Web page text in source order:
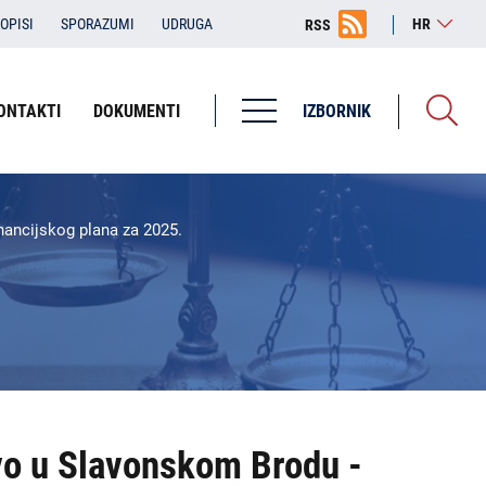
SPORAZUMI UDRUGA HR
RSS
IZBORNIK
Županijska državna odvjetništva
ŽDO Bjelovar
ŽDO Dubrovnik
ŽDO Karlovac
ŽDO Pula - Pola
DOKUMENTI
plana za 2025.
u Slavonskom Brodu -